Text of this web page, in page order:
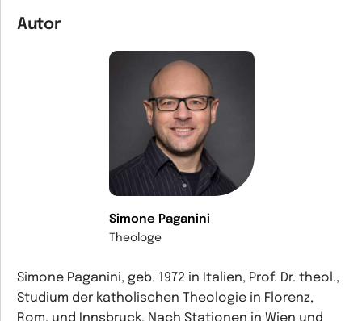
Autor
Simone Paganini
Theologe
Simone Paganini, geb. 1972 in Italien, Prof. Dr. theol.,
Studium der katholischen Theologie in Florenz,
Rom, und Innsbruck. Nach Stationen in Wien und